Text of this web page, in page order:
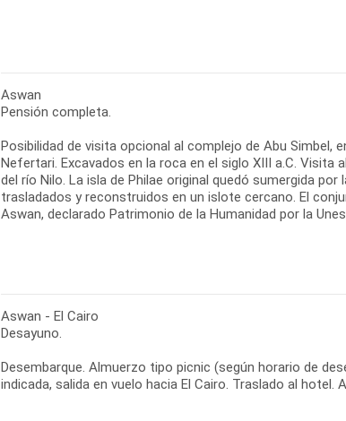
Aswan
Pensión completa.
Posibilidad de visita opcional al complejo de Abu
Nefertari. Excavados en la roca en el siglo XIII a.C.
del río Nilo. La isla de Philae original quedó sumergida
trasladados y reconstruidos en un islote cercano. El
Aswan, declarado Patrimonio de la Humanidad por la
Aswan - El Cairo
Desayuno.
Desembarque. Almuerzo tipo picnic (según horario de
indicada, salida en vuelo hacia El Cairo. Traslado al hotel.